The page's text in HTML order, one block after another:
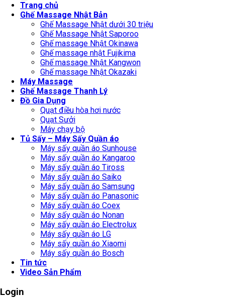
Trang chủ
Ghế Massage Nhật Bản
Ghế Massage Nhật dưới 30 triệu
Ghế Massage Nhật Saporoo
Ghế massage Nhật Okinawa
Ghế massage nhật Fujikima
Ghế massage Nhật Kangwon
Ghế massage Nhật Okazaki
Máy Massage
Ghế Massage Thanh Lý
Đồ Gia Dụng
Quạt điều hòa hơi nước
Quạt Sưởi
Máy chạy bộ
Tủ Sấy – Máy Sấy Quần áo
Máy sấy quần áo Sunhouse
Máy sấy quần áo Kangaroo
Máy sấy quần áo Tiross
Máy sấy quần áo Saiko
Máy sấy quần áo Samsung
Máy sấy quần áo Panasonic
Máy sấy quần áo Coex
Máy sấy quần áo Nonan
Máy sấy quần áo Electrolux
Máy sấy quần áo LG
Máy sấy quần áo Xiaomi
Máy sấy quần áo Bosch
Tin tức
Video Sản Phẩm
Login